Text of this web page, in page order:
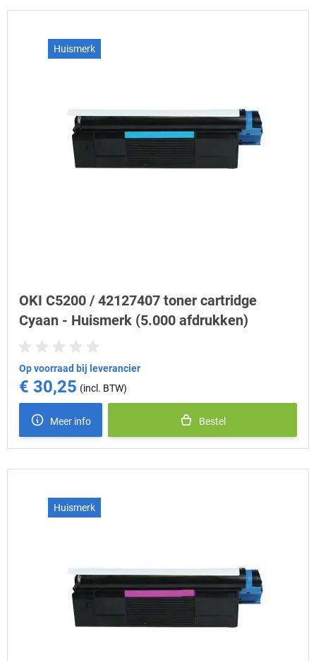
Huismerk
OKI C5200 / 42127407 toner cartridge
Cyaan - Huismerk (5.000 afdrukken)
Op voorraad bij leverancier
€ 30,25
Meer info Bestel
Huismerk